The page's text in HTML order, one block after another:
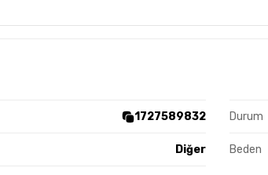
1727589832 Durum
Diğer Beden